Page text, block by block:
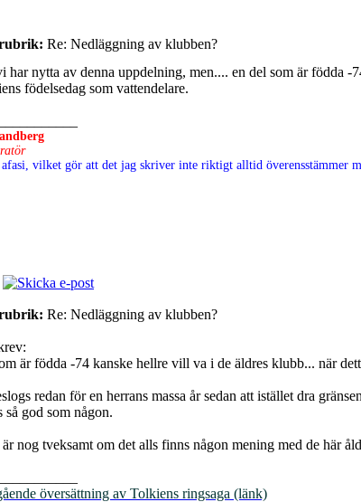
Re: Nedläggning av klubben?
har nytta av denna uppdelning, men.... en del som är födda
födelsedag som vattendelare.
vilket gör att det jag skriver inte riktigt alltid överensstämmer
Re: Nedläggning av klubben?
är födda -74 kanske hellre vill va i de äldres klubb... när
redan för en herrans massa år sedan att istället dra
så god som någon.
är nog tveksamt om det alls finns någon mening med de här
översättning av Tolkiens ringsaga (länk)